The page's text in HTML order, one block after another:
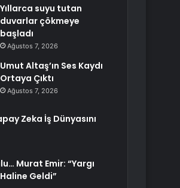
Yıllarca suyu tutan
duvarlar çökmeye
başladı
Ağustos 7, 2026
Umut Altaş’ın Ses Kaydı
Ortaya Çıktı
Ağustos 7, 2026
Zeka İş Dünyasını
Murat Emir: “Yargı
Geldi”